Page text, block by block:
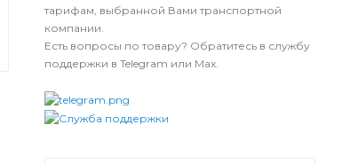
тарифам, выбранной Вами транспортной
компании.
Есть вопросы по товару? Обратитесь в службу
поддержки в Telegram или Max.